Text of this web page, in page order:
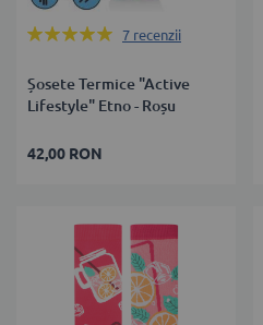
Rating:
7 recenzii
Șosete Termice "Active
Lifestyle" Etno - Roșu
42,00 RON